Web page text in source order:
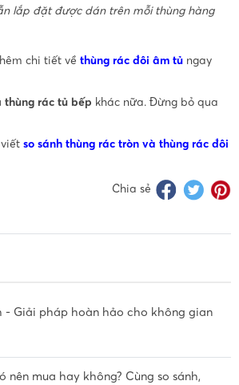
lắp đặt được dán trên mỗi thùng hàng
chi tiết về thùng rác đôi âm tủngay
thùng rác tủ bếp khác nữa. Đừng bỏ qua
so sánh thùng rác tròn và thùng rác đôi
Chia sẻ
- Giải pháp hoàn hảo cho không gian
nên mua hay không? Cùng so sánh,